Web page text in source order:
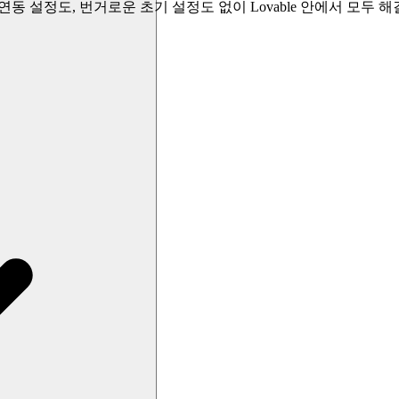
설정도, 번거로운 초기 설정도 없이 Lovable 안에서 모두 해